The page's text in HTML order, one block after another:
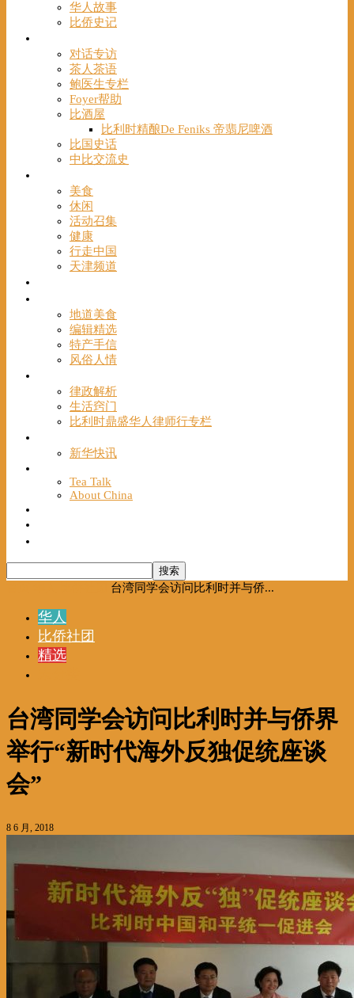
华人故事
比侨史记
对话专访
茶人茶语
鲍医生专栏
Foyer帮助
比酒屋
比利时精酿De Feniks 帝翡尼啤酒
比国史话
中比交流史
美食
休闲
活动召集
健康
行走中国
天津频道
地道美食
编辑精选
特产手信
风俗人情
律政解析
生活窍门
比利时鼎盛华人律师行专栏
新华快讯
Tea Talk
About China
台湾同学会访问比利时并与侨...
华人
比侨社团
精选
台湾同学会访问比利时并与侨界
举行“新时代海外反独促统座谈
会”
8 6 月, 2018